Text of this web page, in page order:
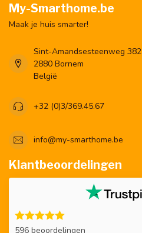
My-Smarthome.be
Maak je huis smarter!
Sint-Amandsesteenweg 382
2880 Bornem
België
+32 (0)3/369.45.67
info@my-smarthome.be
Klantbeoordelingen
596 beoordelingen